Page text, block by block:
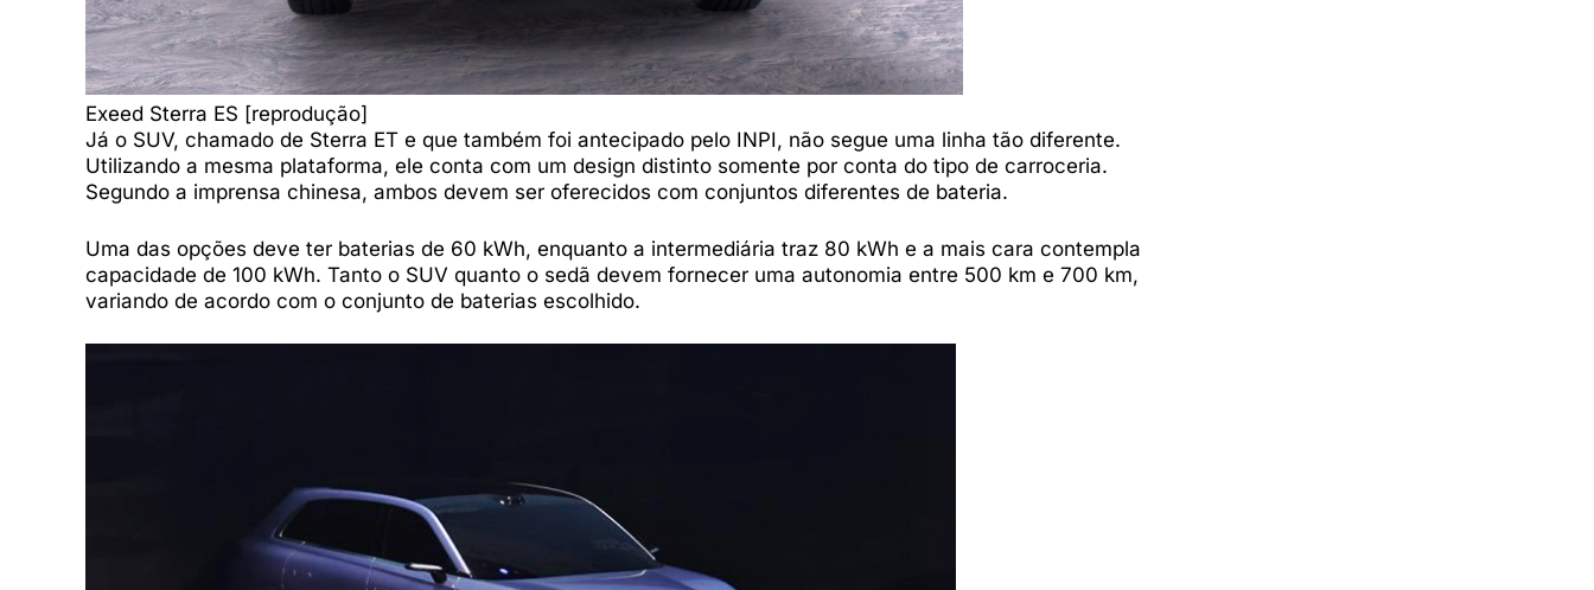
Exeed Sterra ES [reprodução]
Já o SUV, chamado de Sterra ET e que também foi antecipado pelo INPI, não segue uma linha tão diferente.
Utilizando a mesma plataforma, ele conta com um design distinto somente por conta do tipo de carroceria.
Segundo a imprensa chinesa, ambos devem ser oferecidos com conjuntos diferentes de bateria.
Uma das opções deve ter baterias de 60 kWh, enquanto a intermediária traz 80 kWh e a mais cara contempla
capacidade de 100 kWh. Tanto o SUV quanto o sedã devem fornecer uma autonomia entre 500 km e 700 km,
variando de acordo com o conjunto de baterias escolhido.